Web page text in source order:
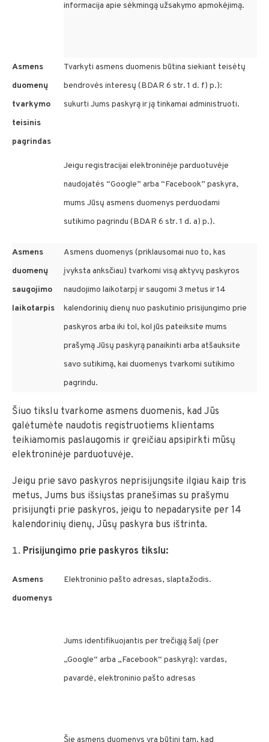
informacija apie sėkmingą užsakymo apmokėjimą.
Asmens
duomenų
tvarkymo
teisinis
pagrindas
Tvarkyti asmens duomenis būtina siekiant teisėtų
bendrovės interesų (BDAR 6 str. 1 d. f) p.):
sukurti Jums paskyrą ir ją tinkamai administruoti.
Jeigu registracijai elektroninėje parduotuvėje
naudojatės “Google” arba “Facebook” paskyra,
mums Jūsų asmens duomenys perduodami
sutikimo pagrindu (BDAR 6 str. 1 d. a) p.).
Asmens
duomenų
saugojimo
laikotarpis
Asmens duomenys (priklausomai nuo to, kas
įvyksta anksčiau) tvarkomi visą aktyvų paskyros
naudojimo laikotarpį ir saugomi 3 metus ir 14
kalendorinių dienų nuo paskutinio prisijungimo prie
paskyros arba iki tol, kol jūs pateiksite mums
prašymą Jūsų paskyrą panaikinti arba atšauksite
savo sutikimą, kai duomenys tvarkomi sutikimo
pagrindu.
Šiuo tikslu tvarkome asmens duomenis, kad Jūs
galėtumėte naudotis registruotiems klientams
teikiamomis paslaugomis ir greičiau apsipirkti mūsų
elektroninėje parduotuvėje.
Jeigu prie savo paskyros neprisijungsite ilgiau kaip tris
metus, Jums bus išsiųstas pranešimas su prašymu
prisijungti prie paskyros, jeigu to nepadarysite per 14
kalendorinių dienų, Jūsų paskyra bus ištrinta.
Prisijungimo prie paskyros tikslu:
Asmens
duomenys
Elektroninio pašto adresas, slaptažodis.
Jums identifikuojantis per trečiąją šalį (per
„Google“ arba „Facebook“ paskyrą): vardas,
pavardė, elektroninio pašto adresas
Šie asmens duomenys yra būtini tam, kad